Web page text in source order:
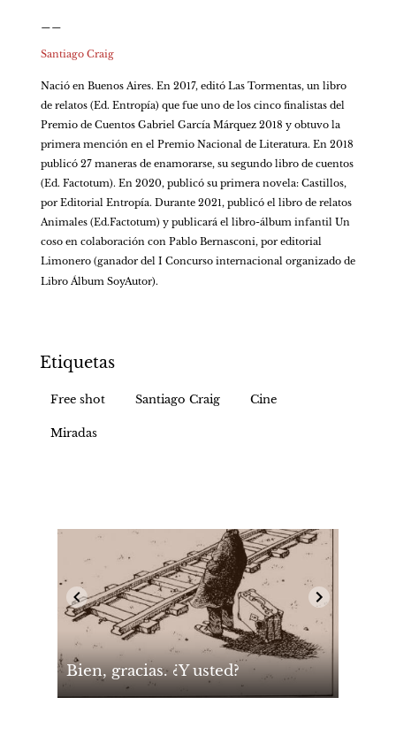
Santiago Craig
Nació en Buenos Aires. En 2017, editó Las Tormentas, un libro
de relatos (Ed. Entropía) que fue uno de los cinco finalistas del
Premio de Cuentos Gabriel García Márquez 2018 y obtuvo la
primera mención en el Premio Nacional de Literatura. En 2018
publicó 27 maneras de enamorarse, su segundo libro de cuentos
(Ed. Factotum). En 2020, publicó su primera novela: Castillos,
por Editorial Entropía. Durante 2021, publicó el libro de relatos
Animales (Ed.Factotum) y publicará el libro-álbum infantil Un
coso en colaboración con Pablo Bernasconi, por editorial
Limonero (ganador del I Concurso internacional organizado de
Libro Álbum SoyAutor).
Etiquetas
Free shot Santiago Craig Cine
Miradas
Bien, gracias. ¿Y usted?